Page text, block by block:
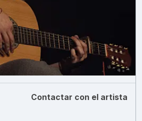
Contactar con el artista